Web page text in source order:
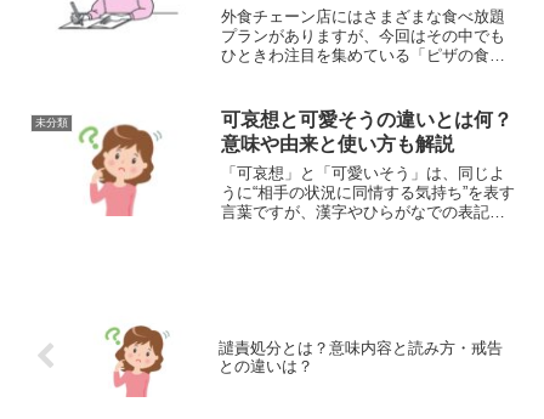
外食チェーン店にはさまざまな食べ放題
プランがありますが、今回はその中でも
ひときわ注目を集めている「ピザの食べ
で実施されているんです。メニューや料
金体系、そしてどの店舗で...
未分類
可哀想と可愛そうの違いとは何？
意味や由来と使い方も解説
「可哀想」と「可愛いそう」は、同じよ
うに“相手の状況に同情する気持ち”を表す
言葉ですが、漢字やひらがなでの表記の
譴責処分とは？意味内容と読み方・戒告
との違いは？